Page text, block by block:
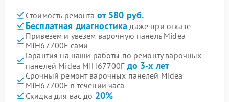
Стоимость ремонта от 580 руб.
Бесплатная диагностика даже при отказе
Привезем и увезем варочную панель Midea
MIH67700F сами
Гарантия на наши работы по ремонту варочных
панелей Midea MIH67700F до 3-х лет
Срочный ремонт варочных панелей Midea
MIH67700F в течении часа
Скидка для вас до 20%